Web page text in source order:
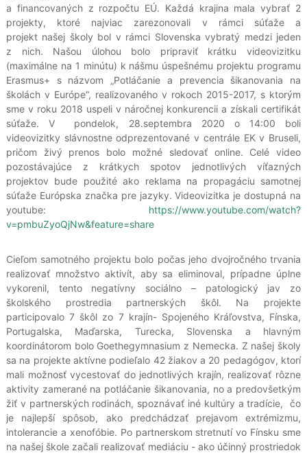
a financovaných z rozpočtu EÚ. Každá krajina mala vybrať 2
projekty, ktoré najviac zarezonovali v rámci súťaže a
projekt našej školy bol v rámci Slovenska vybratý medzi jeden
z nich. Našou úlohou bolo pripraviť krátku videovizitku
(maximálne na 1 minútu) k nášmu úspešnému projektu programu
Erasmus+ s názvom „Potláčanie a prevencia šikanovania na
školách v Európe“, realizovaného v rokoch 2015-2017, s ktorým
sme v roku 2018 uspeli v náročnej konkurencii a získali certifikát
súťaže. V pondelok, 28.septembra 2020 o 14:00 boli
videovizitky slávnostne odprezentované v centrále EK v Bruseli,
pričom živý prenos bolo možné sledovať online. Celé video
pozostávajúce z krátkych spotov jednotlivých víťazných
projektov bude použité ako reklama na propagáciu samotnej
súťaže Európska značka pre jazyky. Videovizitka je dostupná na
youtube: https://www.youtube.com/watch?
v=pmbuZyoQjNw&feature=share
Cieľom samotného projektu bolo počas jeho dvojročného trvania
realizovať množstvo aktivít, aby sa eliminoval, prípadne úplne
vykorenil, tento negatívny sociálno – patologický jav zo
školského prostredia partnerských škôl. Na projekte
participovalo 7 škôl zo 7 krajín- Spojeného Kráľovstva, Fínska,
Portugalska, Maďarska, Turecka, Slovenska a hlavným
koordinátorom bolo Goethegymnasium z Nemecka. Z našej školy
sa na projekte aktívne podieľalo 42 žiakov a 20 pedagógov, ktorí
mali možnosť vycestovať do jednotlivých krajín, realizovať rôzne
aktivity zamerané na potláčanie šikanovania, no a predovšetkým
žiť v partnerských rodinách, spoznávať iné kultúry a tradície, čo
je najlepší spôsob, ako predchádzať prejavom extrémizmu,
intolerancie a xenofóbie. Po partnerskom stretnutí vo Fínsku sme
na našej škole začali realizovať mediáciu - ako účinný prostriedok